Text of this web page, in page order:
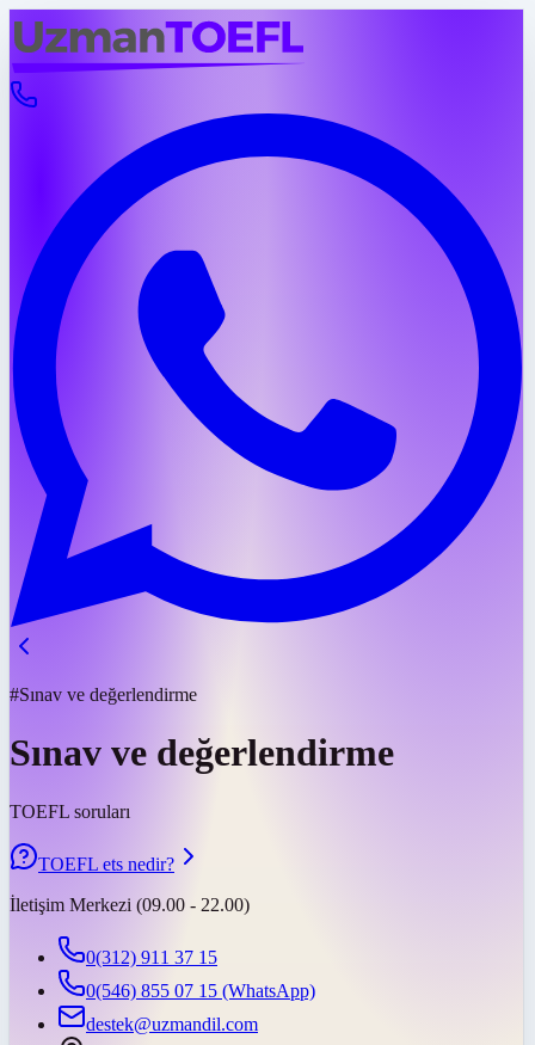
#Sınav ve değerlendirme
Sınav ve değerlendirme
TOEFL soruları
TOEFL ets nedir?
İletişim Merkezi (09.00 - 22.00)
0(312) 911 37 15
0(546) 855 07 15 (WhatsApp)
destek@uzmandil.com